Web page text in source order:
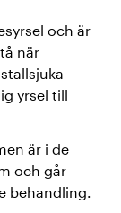
och är
när
yrsel till
är i de
och går
behandling.